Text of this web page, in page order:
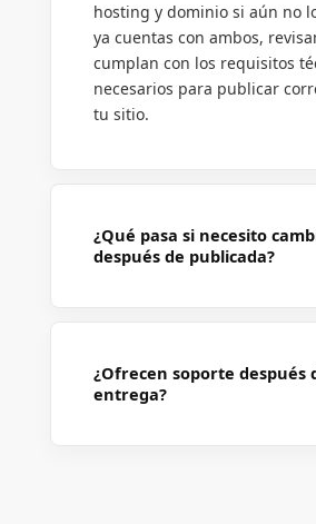
hosting y dominio si aún no
ya cuentas con ambos,
cumplan con los requisitos
necesarios para publicar
tu sitio.
¿Qué pasa si necesito
después de publicada?
¿Ofrecen soporte después
entrega?